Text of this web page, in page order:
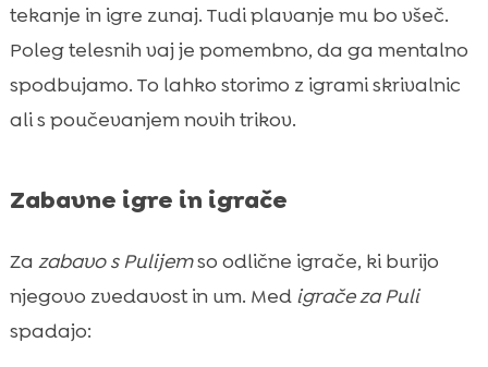
tekanje in igre zunaj. Tudi plavanje mu bo všeč.
Poleg telesnih vaj je pomembno, da ga mentalno
spodbujamo. To lahko storimo z igrami skrivalnic
ali s poučevanjem novih trikov.
Zabavne igre in igrače
Za zabavo s Pulijemso odlične igrače, ki burijo
njegovo zvedavost in um. Med igrače za Puli
spadajo: